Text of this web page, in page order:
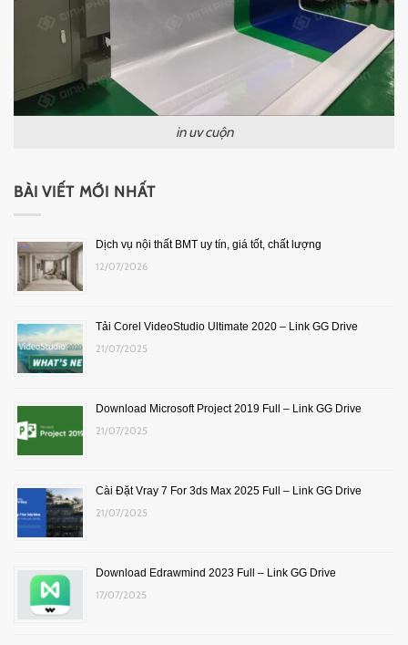
in uv cuộn
BÀI VIẾT MỚI NHẤT
Dịch vụ nội thất BMT uy tín, giá tốt, chất lượng
12/07/2026
Tải Corel VideoStudio Ultimate 2020 – Link GG Drive
21/07/2025
Download Microsoft Project 2019 Full – Link GG Drive
21/07/2025
Cài Đặt Vray 7 For 3ds Max 2025 Full – Link GG Drive
21/07/2025
Download Edrawmind 2023 Full – Link GG Drive
17/07/2025